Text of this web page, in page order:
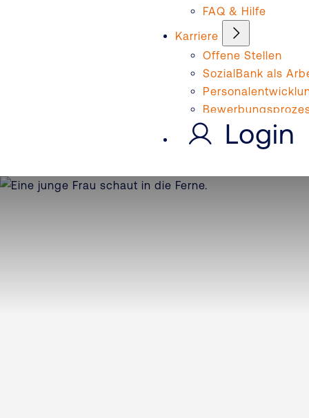
FAQ & Hilfe
Karriere
Offene Stellen
SozialBank als
Login